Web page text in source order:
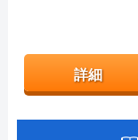
詳細